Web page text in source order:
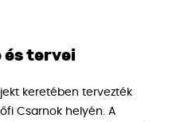
tervei
keretében tervezték
Csarnok helyén. A